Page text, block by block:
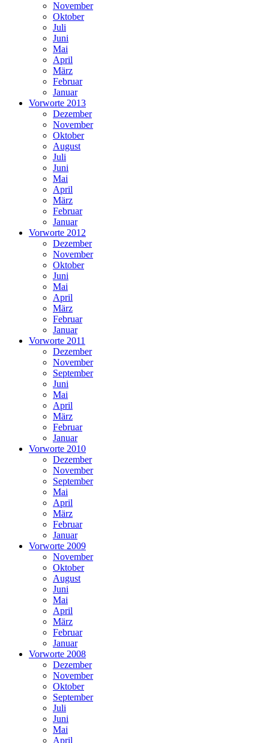
November
Oktober
Juli
Juni
Mai
April
März
Februar
Januar
Vorworte 2013
Dezember
November
Oktober
August
Juli
Juni
Mai
April
März
Februar
Januar
Vorworte 2012
Dezember
November
Oktober
Juni
Mai
April
März
Februar
Januar
Vorworte 2011
Dezember
November
September
Juni
Mai
April
März
Februar
Januar
Vorworte 2010
Dezember
November
September
Mai
April
März
Februar
Januar
Vorworte 2009
November
Oktober
August
Juni
Mai
April
März
Februar
Januar
Vorworte 2008
Dezember
November
Oktober
September
Juli
Juni
Mai
April